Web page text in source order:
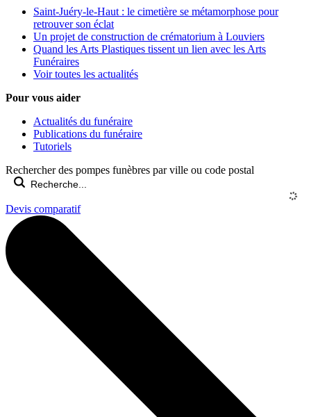
Saint-Juéry-le-Haut : le cimetière se métamorphose pour
retrouver son éclat
Un projet de construction de crématorium à Louviers
Quand les Arts Plastiques tissent un lien avec les Arts
Funéraires
Voir toutes les actualités
Pour vous aider
Actualités du funéraire
Publications du funéraire
Tutoriels
Rechercher des pompes funèbres par ville ou code postal
Devis comparatif